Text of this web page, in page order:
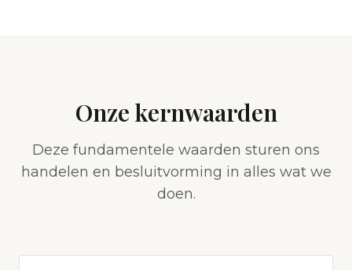
Onze kernwaarden
Deze fundamentele waarden sturen ons
handelen en besluitvorming in alles wat we
doen.